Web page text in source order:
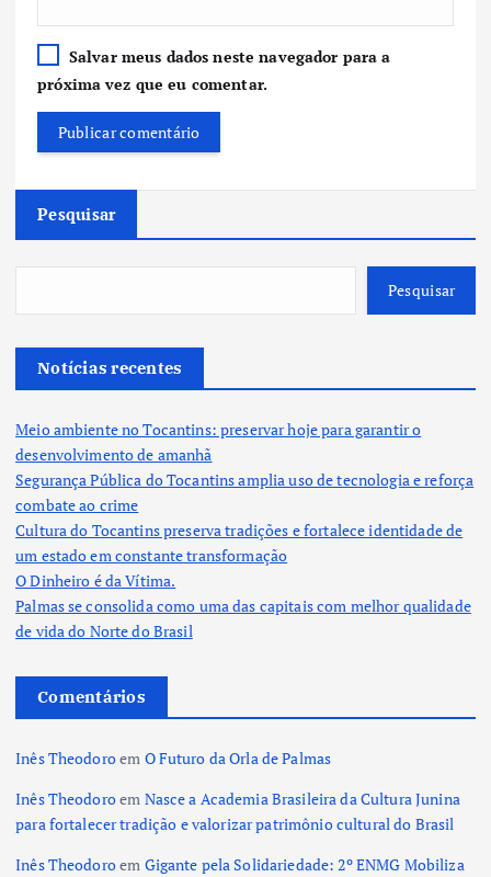
Salvar meus dados neste navegador para a
próxima vez que eu comentar.
Pesquisar
Pesquisar
Notícias recentes
Meio ambiente no Tocantins: preservar hoje para garantir o
desenvolvimento de amanhã
Segurança Pública do Tocantins amplia uso de tecnologia e reforça
combate ao crime
Cultura do Tocantins preserva tradições e fortalece identidade de
um estado em constante transformação
O Dinheiro é da Vítima.
Palmas se consolida como uma das capitais com melhor qualidade
de vida do Norte do Brasil
Comentários
Inês Theodoroem O Futuro da Orla de Palmas
Inês Theodoroem Nasce a Academia Brasileira da Cultura Junina
para fortalecer tradição e valorizar patrimônio cultural do Brasil
Inês Theodoroem Gigante pela Solidariedade: 2º ENMG Mobiliza